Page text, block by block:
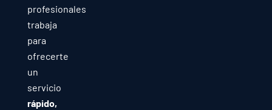
profesionales
trabaja
para
ofrecerte
un
servicio
rápido,